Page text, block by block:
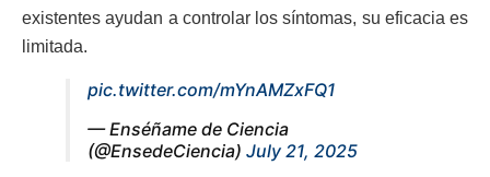
existentes ayudan a controlar los síntomas, su eficacia es
limitada.
pic.twitter.com/mYnAMZxFQ1
— Enséñame de Ciencia
(@EnsedeCiencia) July 21, 2025